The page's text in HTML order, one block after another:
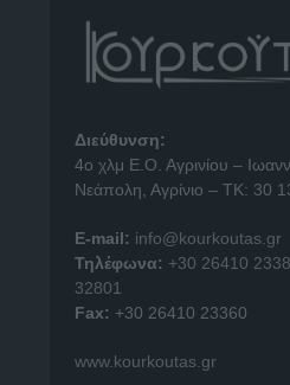
Διεύθυνση:
4o χλμ Ε.Ο. Αγρινίου –
Νεάπολη, Αγρίνιο – ΤΚ: 30
E-mail: info@kourkoutas.gr
Τηλέφωνα: +30 26410
32801
Fax: +30 26410 23360
www.kourkoutas.gr